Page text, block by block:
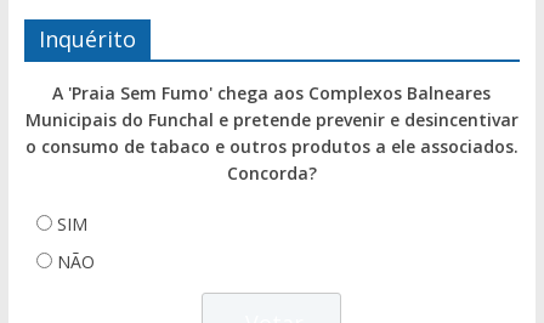
Inquérito
A 'Praia Sem Fumo' chega aos Complexos Balneares
Municipais do Funchal e pretende prevenir e desincentivar
o consumo de tabaco e outros produtos a ele associados.
Concorda?
SIM
NÃO